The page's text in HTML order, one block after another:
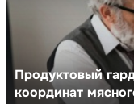
Продуктовый
координат